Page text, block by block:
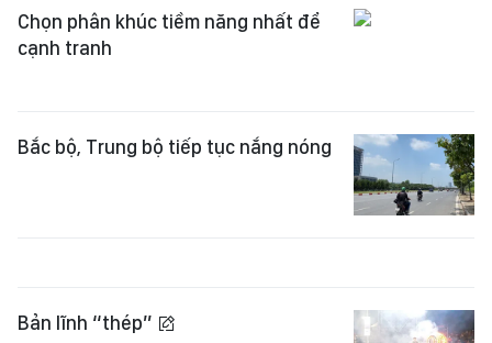
Chọn phân khúc tiềm năng nhất để
cạnh tranh
Bắc bộ, Trung bộ tiếp tục nắng nóng
Bản lĩnh “thép”